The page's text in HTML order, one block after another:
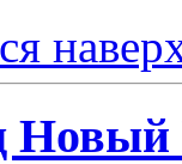
Новый